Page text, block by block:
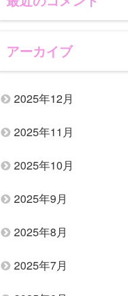
アーカイブ
2025年12月
2025年11月
2025年10月
2025年9月
2025年8月
2025年7月